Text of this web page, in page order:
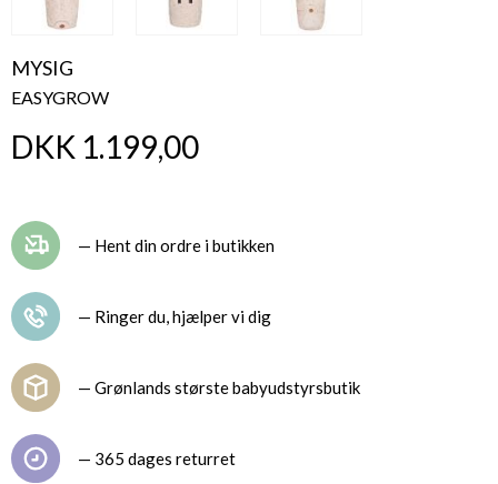
MYSIG
EASYGROW
DKK 1.199,00
— Hent din ordre i butikken
— Ringer du, hjælper vi dig
— Grønlands største babyudstyrsbutik
— 365 dages returret